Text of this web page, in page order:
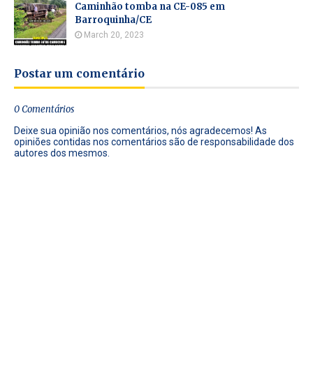
Caminhão tomba na CE-085 em
Barroquinha/CE
March 20, 2023
Postar um comentário
0 Comentários
Deixe sua opinião nos comentários, nós agradecemos! As
opiniões contidas nos comentários são de responsabilidade dos
autores dos mesmos.